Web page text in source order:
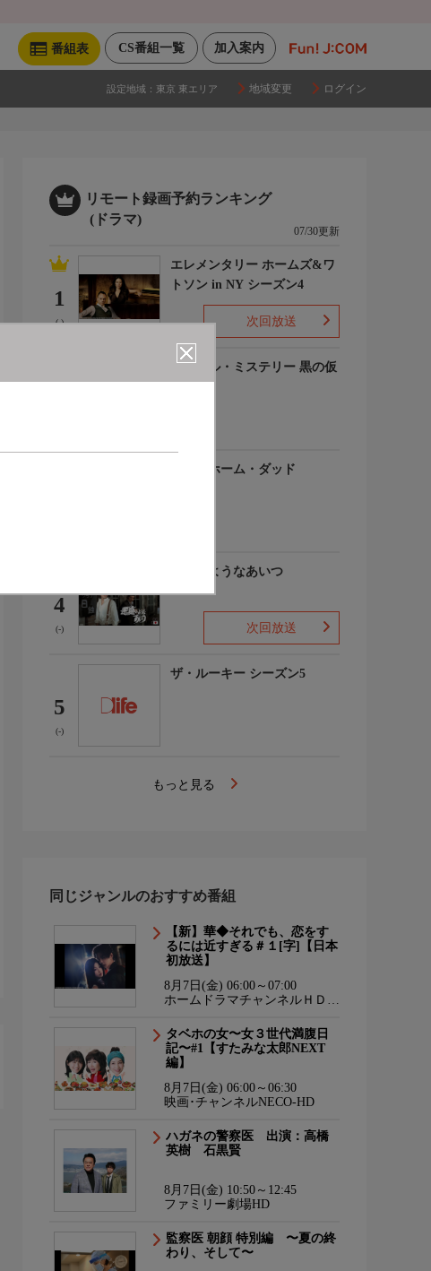
加入案内
CS番組一覧
番組表
設定地域： 東京 東エリア 地域変更 ログイン
リモート録画予約ランキング
(ドラマ)
07/30更新
1
(-)
エレメンタリー ホームズ&ワ
トソン in NY シーズン4
次回放送
ルーヴル・ミステリー 黒の仮
アットホーム・ダッド
4
(-)
悪魔のようなあいつ
次回放送
5
(-)
ザ・ルーキー シーズン5
もっと見る
同じジャンルのおすすめ番組
【新】華◆それでも、恋をす
るには近すぎる＃１[字]【日本
初放送】
8月7日(金) 06:00～07:00
ホームドラマチャンネルＨＤ
タベホの女〜女３世代満腹日
記〜#1【すたみな太郎NEXT
編】
8月7日(金) 06:00～06:30
映画･チャンネルNECO-HD
ハガネの警察医 出演：高橋
英樹 石黒賢
8月7日(金) 10:50～12:45
ファミリー劇場HD
監察医 朝顔 特別編 〜夏の終
わり、そして〜